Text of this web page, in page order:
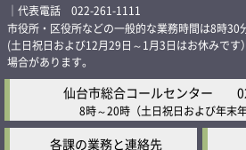
｜代表電話 022-261-1111
市役所・区役所などの一般的な業務時間は8時30
(土日祝日および12月29日～1月3日はお休みです
場合があります。
仙台市総合コールセンター
8時～20時 （土日祝日および年末
各課の業務と連絡先